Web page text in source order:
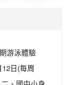
游泳體驗
日(每周